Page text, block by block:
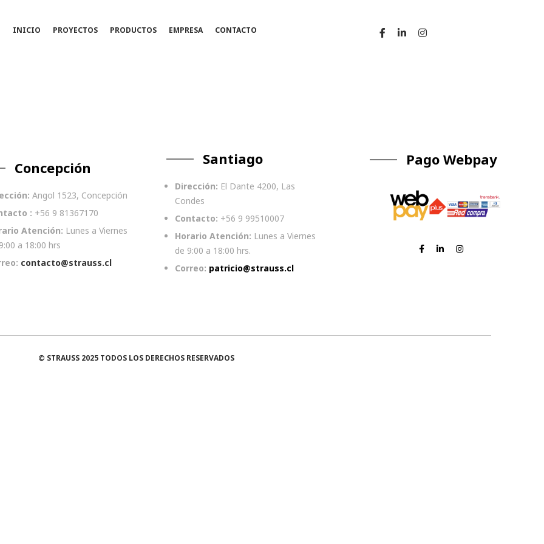
INICIO PROYECTOS PRODUCTOS EMPRESA CONTACTO
Concepción
Angol 1523, Concepción
: +56 9 81367170
Atención: Lunes a Viernes
a 18:00 hrs
contacto@strauss.cl
Santiago
Dirección: El Dante 4200, Las
Condes
Contacto: +56 9 99510007
Horario Atención: Lunes a Viernes
de 9:00 a 18:00 hrs.
Correo: patricio@strauss.cl
Pago Webpay
© STRAUSS 2025 TODOS LOS DERECHOS RESERVADOS